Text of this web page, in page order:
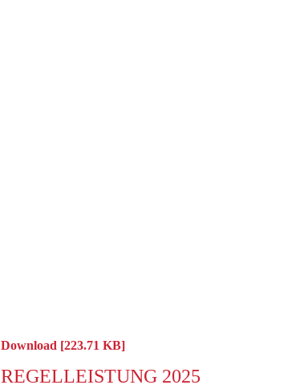
Download [223.71 KB]
REGELLEISTUNG 2025